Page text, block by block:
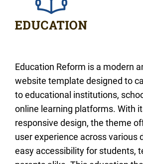
Education Reform is a modern
website template designed to
to educational institutions,
online learning platforms. With
responsive design, the theme
user experience across various
easy accessibility for students,